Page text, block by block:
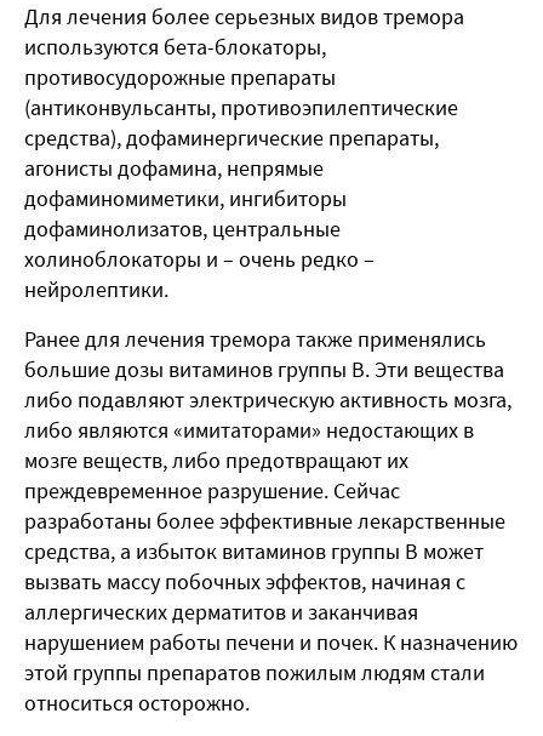
Для лечения более серьезных видов тремора
используются бета-блокаторы,
противосудорожные препараты
(антиконвульсанты, противоэпилептические
средства), дофаминергические препараты,
агонисты дофамина, непрямые
дофаминомиметики, ингибиторы
дофаминолизатов, центральные
холиноблокаторы и – очень редко –
нейролептики.
Ранее для лечения тремора также применялись
большие дозы витаминов группы В. Эти вещества
либо подавляют электрическую активность мозга,
либо являются «имитаторами» недостающих в
мозге веществ, либо предотвращают их
преждевременное разрушение. Сейчас
разработаны более эффективные лекарственные
средства, а избыток витаминов группы В может
вызвать массу побочных эффектов, начиная с
аллергических дерматитов и заканчивая
нарушением работы печени и почек. К назначению
этой группы препаратов пожилым людям стали
относиться осторожно.